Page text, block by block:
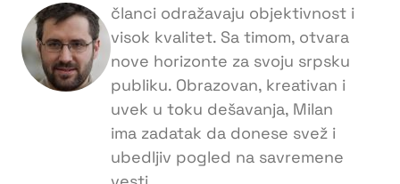
članci odražavaju objektivnost i
visok kvalitet. Sa timom, otvara
nove horizonte za svoju srpsku
publiku. Obrazovan, kreativan i
uvek u toku dešavanja, Milan
ima zadatak da donese svež i
ubedljiv pogled na savremene